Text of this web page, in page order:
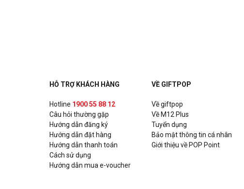
230 Huỳnh Văn Lũy, P. Phú Lợi, Thủ Dầu Một, Bình Dương
Chicken Plus - Nguyễn Văn Linh (T. Đà Nẵng)
163 Nguyễn Văn Linh, P.Thạc Gián, Quận Thanh Khê, Đà Nẵng
Chicken Plus - Nguyễn Tri Phương (HCM)
226 Nguyễn Tri Phương, P. 4, Quận 10, Hồ Chí Minh
HỖ TRỢ KHÁCH HÀNG
Hotline 1900 55 88 12
Câu hỏi thường gặp
Hướng dẫn đăng ký
Hướng dẫn đặt hàng
Hướng dẫn thanh toán
Cách sử dụng
Hướng dẫn mua e-voucher
VỀ GIFTPOP
Về giftpop
Về M12 Plus
Tuyển dụng
Bảo mật thông tin cá nhân
Giới thiệu về POP Point